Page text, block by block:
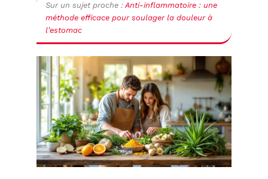
Sur un sujet proche :Anti-inflammatoire : une
méthode efficace pour soulager la douleur à
l’estomac